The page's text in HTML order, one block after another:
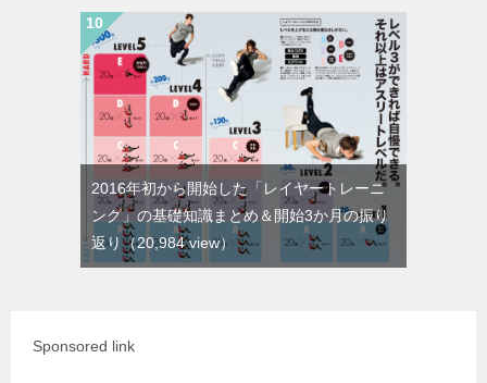
2016年初から開始した「レイヤートレーニ
ング」の基礎知識まとめ＆開始3か月の振り
返り（20,984 view）
Sponsored link